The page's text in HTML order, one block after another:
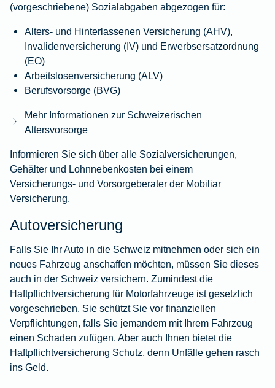
(vorgeschriebene) Sozialabgaben abgezogen für:
Alters- und Hinterlassenen Versicherung (AHV),
Invalidenversicherung (IV) und Erwerbsersatzordnung
(EO)
Arbeitslosenversicherung (ALV)
Berufsvorsorge (BVG)
Mehr Informationen zur Schweizerischen
Altersvorsorge
Informieren Sie sich über alle Sozialversicherungen,
Gehälter und Lohnnebenkosten bei einem
Versicherungs- und Vorsorgeberater der Mobiliar
Versicherung.
Autoversicherung
Falls Sie Ihr Auto in die Schweiz mitnehmen oder sich ein
neues Fahrzeug anschaffen möchten, müssen Sie dieses
auch in der Schweiz versichern. Zumindest die
Haftpflichtversicherung für Motorfahrzeuge ist gesetzlich
vorgeschrieben. Sie schützt Sie vor finanziellen
Verpflichtungen, falls Sie jemandem mit Ihrem Fahrzeug
einen Schaden zufügen. Aber auch Ihnen bietet die
Haftpflichtversicherung Schutz, denn Unfälle gehen rasch
ins Geld.